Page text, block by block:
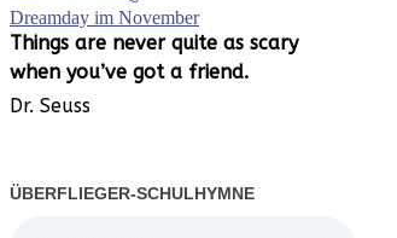
Dreamday im November
Things are never quite as scary
when you’ve got a friend.
Dr. Seuss
ÜBERFLIEGER-SCHULHYMNE